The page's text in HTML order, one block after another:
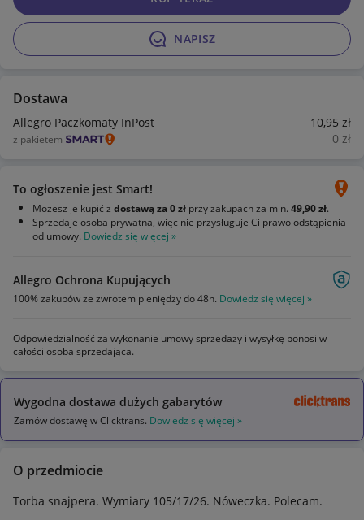
NAPISZ
Dostawa
Allegro Paczkomaty InPost 10,95 zł
z pakietem 0 zł
To ogłoszenie jest Smart!
Możesz je kupić z dostawą za 0 zł przy zakupach za min. 49,90 zł.
Sprzedaje osoba prywatna, więc nie przysługuje Ci prawo odstąpienia
od umowy. Dowiedz się więcej »
Allegro Ochrona Kupujących
100% zakupów ze zwrotem pieniędzy do 48h. Dowiedz się więcej »
Odpowiedzialność za wykonanie umowy sprzedaży i wysyłkę ponosi w
całości osoba sprzedająca.
Wygodna dostawa dużych gabarytów
Zamów dostawę w Clicktrans. Dowiedz się więcej »
O przedmiocie
Torba snajpera. Wymiary 105/17/26. Nóweczka. Polecam.